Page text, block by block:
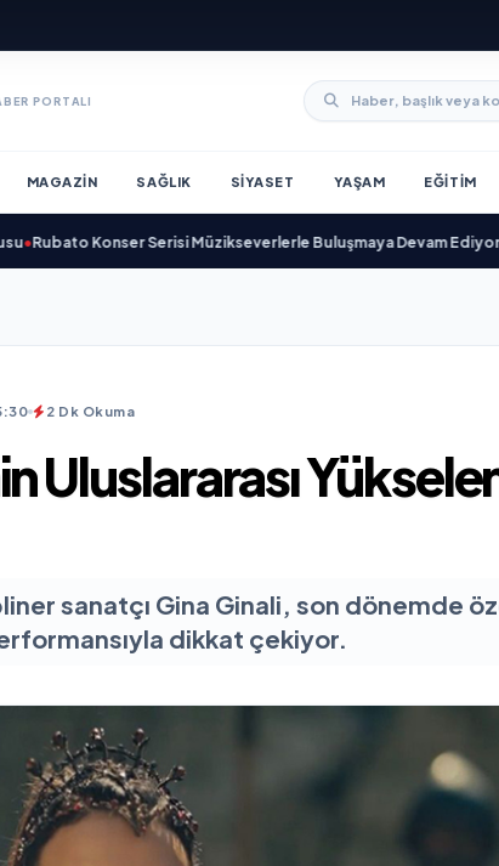
PORTALI
MAGAZIN SAĞLIK SIYASET YAŞAM EĞITIM
Konser Serisi Müzikseverlerle Buluşmaya Devam Ediyor•Yonca
2 Dk Okuma
Uluslararası
sanatçı Gina Ginali, son dönemde
dikkat çekiyor.